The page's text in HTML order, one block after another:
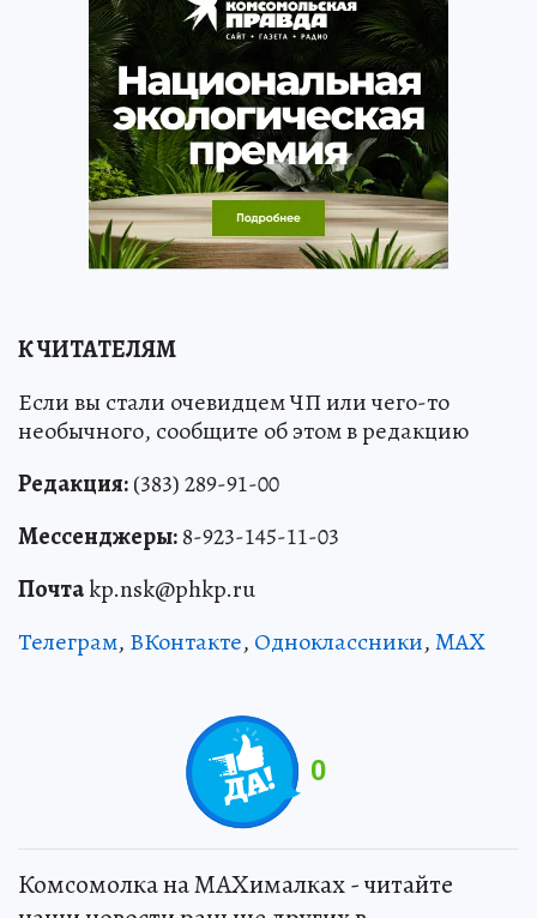
К ЧИТАТЕЛЯМ
Если вы стали очевидцем ЧП или чего-то
необычного, сообщите об этом в редакцию
Редакция:(383) 289-91-00
Мессенджеры:8-923-145-11-03
Почтаkp.nsk@phkp.ru
Телеграм, ВКонтакте, Одноклассники,MAX
0
Комсомолка на MAXималках - читайте